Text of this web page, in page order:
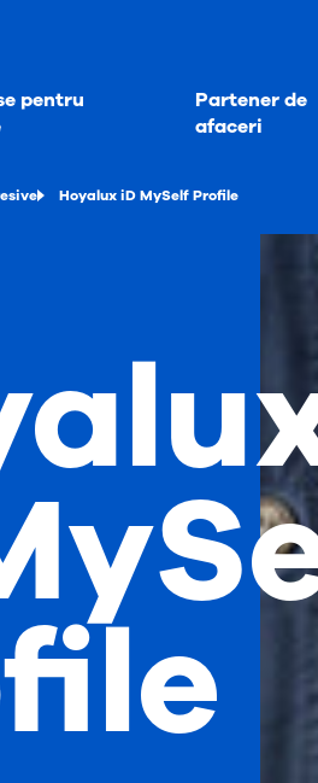
pentru
Partener de
afaceri
Hoyalux iD MySelf Profile